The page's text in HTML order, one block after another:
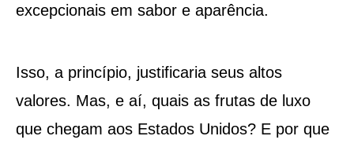
excepcionais em sabor e aparência.
Isso, a princípio, justificaria seus altos
valores. Mas, e aí, quais as frutas de luxo
que chegam aos Estados Unidos? E por que